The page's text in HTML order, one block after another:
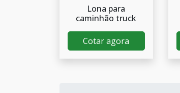
Lona para
caminhão truck
Cotar agora